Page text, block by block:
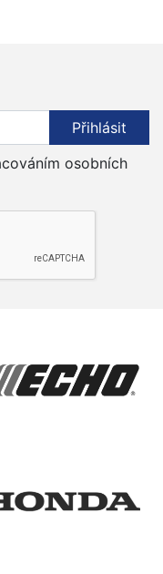
Přihlásit
osobních